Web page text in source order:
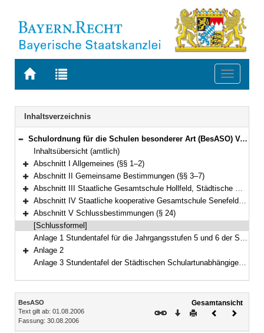
Zur
BAYERN.RECHT
Zur
letzten
Suche
Toggle
Navigation
Inhaltsverzeichnis
Bereich reduzieren
Schulordnung für die Schulen besonderer Art (BesASO) Vom 30. August 2006 (GVBl. S. 722) BayRS 2235-2-1-1-K (§§ 1–24)
Inhaltsübersicht (amtlich)
Bereich erweitern
Abschnitt I Allgemeines (§§ 1–2)
Bereich erweitern
Abschnitt II Gemeinsame Bestimmungen (§§ 3–7)
Bereich erweitern
Abschnitt III Staatliche Gesamtschule Hollfeld, Städtische Willy-Brandt-Gesamtschule München, Städtische Schulartunabhängige Orientierungsstufe München-Neuperlach (§§ 8–18)
Bereich erweitern
Abschnitt IV Staatliche kooperative Gesamtschule Senefelder-Schule Treuchtlingen, Evangelische kooperative Gesamtschule Wilhelm-Löhe-Schule Nürnberg (§§ 19–23)
Bereich erweitern
Abschnitt V Schlussbestimmungen (§ 24)
[Schlussformel]
Anlage 1 Stundentafel für die Jahrgangsstufen 5 und 6 der Staatlichen Gesamtschule Hollfeld
Bereich erweitern
Anlage 2
Anlage 3 Stundentafel der Städtischen Schulartunabhängigen Orientierungsstufe München-Neuperlach
Inhalt
BesASO
Text gilt ab: 01.08.2006
Fassung: 30.08.2006
Gesamtansicht
Download
DruckenVorheriges